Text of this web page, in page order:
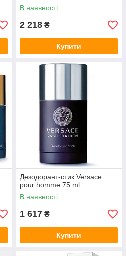
В наявності
2 218 ₴
Купити
Дезодорант-стик Versace
pour homme 75 ml
В наявності
1 617 ₴
Купити